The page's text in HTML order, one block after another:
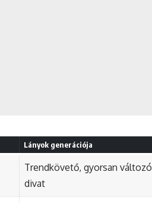
Lányok generációja
Trendkövető, gyorsan változó
divat